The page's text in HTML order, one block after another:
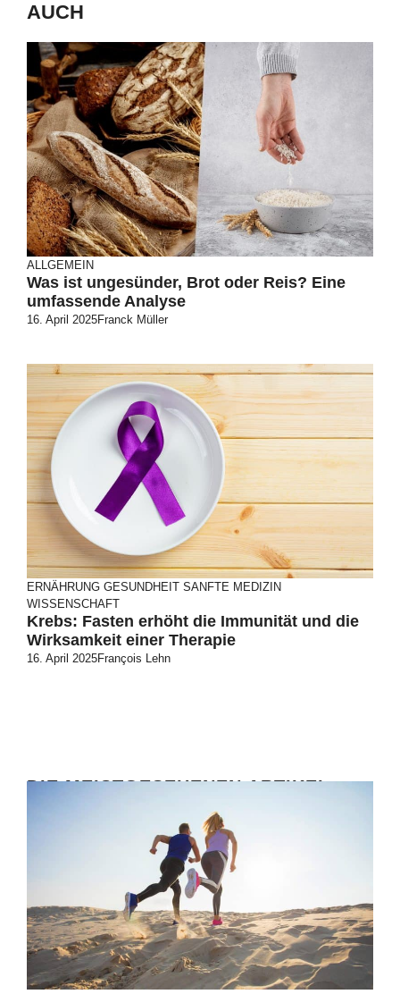
AUCH
ALLGEMEIN
Was ist ungesünder, Brot oder Reis? Eine
umfassende Analyse
16. April 2025Franck Müller
ERNÄHRUNG GESUNDHEIT SANFTE MEDIZIN
WISSENSCHAFT
Krebs: Fasten erhöht die Immunität und die
Wirksamkeit einer Therapie
16. April 2025François Lehn
DIE MEISTGESEHENEN ARTIKEL